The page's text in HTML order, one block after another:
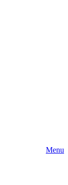
Menu